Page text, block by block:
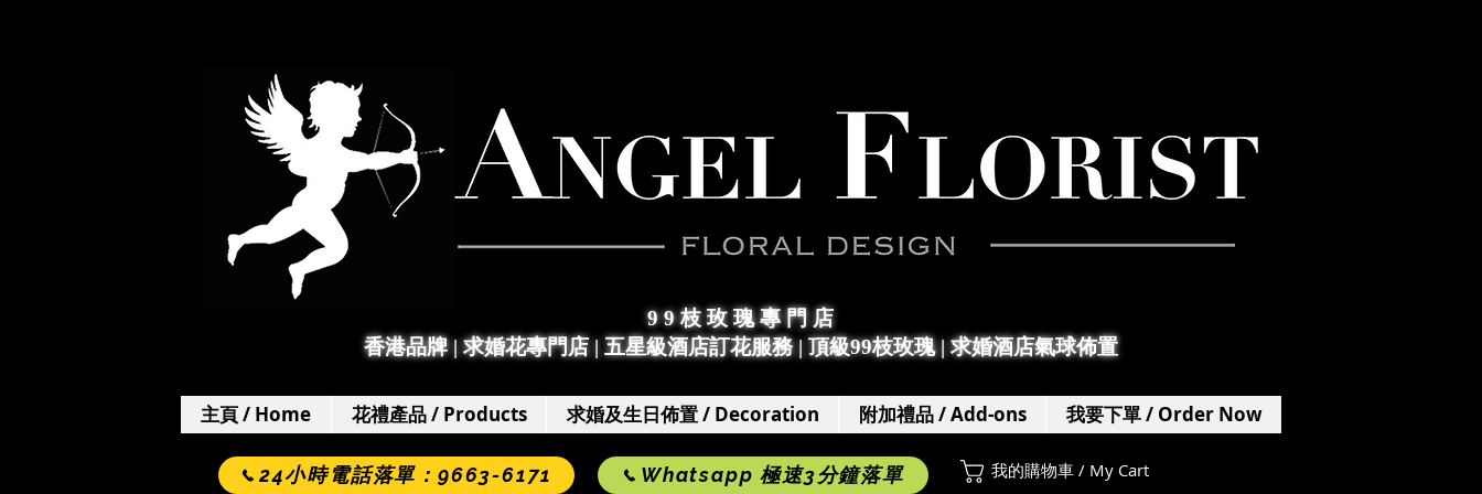
9 9 枝 玫 瑰 專 門 店
香港品牌 | 求婚花專門店| 五星級酒店訂花服務 | 頂級99枝玫瑰 |求婚酒店氣球佈置
主頁 / Home 花禮產品 / Products 求婚及生日佈置 / Decoration 附加禮品 / Add-ons 我要下單 / Order Now
24小時電話落單：9663-6171 Whatsapp 極速3分鐘落單 我的購物車 / My Cart